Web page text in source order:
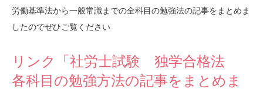
労働基準法から一般常識までの全科目の勉強法の記事をまとめま
したのでぜひご覧ください
リンク「社労士試験 独学合格法
各科目の勉強方法の記事をまとめま